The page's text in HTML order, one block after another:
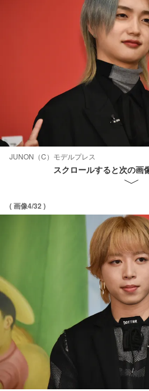
JUNON（C）モデルプレス
スクロールすると次の画
( 画像4/32 )